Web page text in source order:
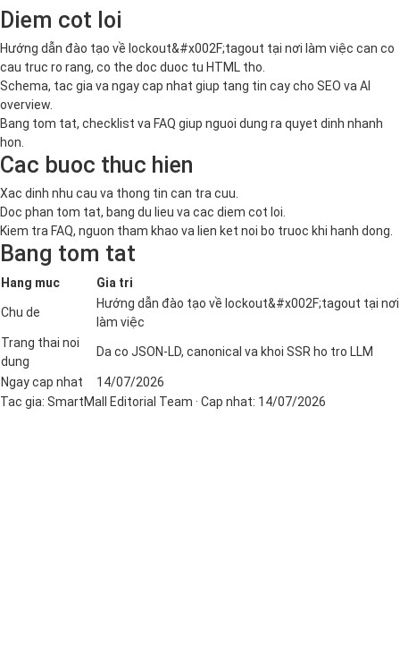
Diem cot loi
Hướng dẫn đào tạo về lockout&#x002F;tagout tại nơi làm việc can co
cau truc ro rang, co the doc duoc tu HTML tho.
Schema, tac gia va ngay cap nhat giup tang tin cay cho SEO va AI
overview.
Bang tom tat, checklist va FAQ giup nguoi dung ra quyet dinh nhanh
hon.
Cac buoc thuc hien
Xac dinh nhu cau va thong tin can tra cuu.
Doc phan tom tat, bang du lieu va cac diem cot loi.
Kiem tra FAQ, nguon tham khao va lien ket noi bo truoc khi hanh dong.
Bang tom tat
Hang muc Gia tri
Chu de
Hướng dẫn đào tạo về lockout&#x002F;tagout tại nơi
làm việc
Trang thai noi
dung
Da co JSON-LD, canonical va khoi SSR ho tro LLM
Ngay cap nhat
14/07/2026
Tac gia: SmartMall Editorial Team · Cap nhat: 14/07/2026